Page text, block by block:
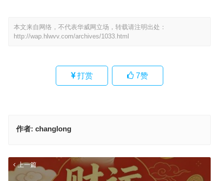
本文来自网络，不代表华威网立场，转载请注明出处：
http://wap.hlwvv.com/archives/1033.html
打赏 7赞
作者: changlong
上一篇